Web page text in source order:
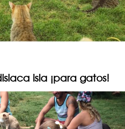
isla ¡para gatos!